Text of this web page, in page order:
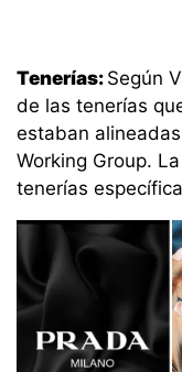
Tenerías: Según
de las tenerías
estaban
Working Group.
tenerías